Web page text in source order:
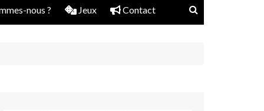
nous ? Jeux Contact